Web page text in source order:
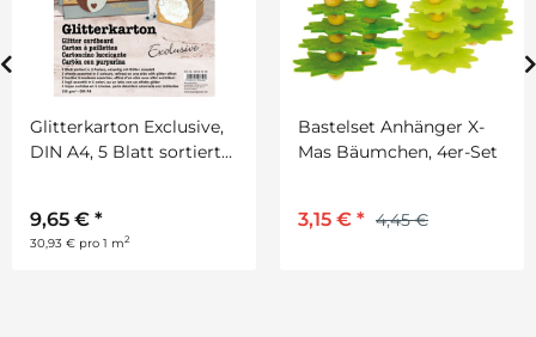
Bastelset Anhänger X-
Mas Bäumchen, 4er-Set
3,15 €